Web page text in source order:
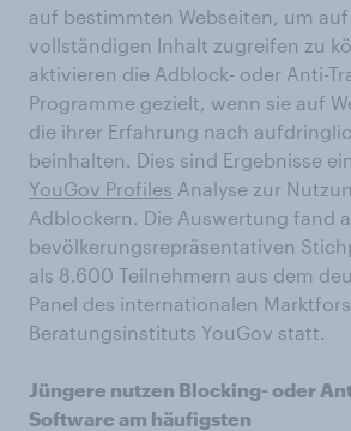
auf bestimmten Webseiten, um auf
vollständigen Inhalt zugreifen zu
aktivieren die Adblock- oder Anti-
Programme gezielt, wenn sie auf
die ihrer Erfahrung nach
beinhalten. Dies sind Ergebnisse
YouGov Profiles Analyse zur
Adblockern. Die Auswertung fand
bevölkerungsrepräsentativen
als 8.600 Teilnehmern aus dem
Panel des internationalen
Beratungsinstituts YouGov statt.
Jüngere nutzen Blocking- oder
Software am häufigsten